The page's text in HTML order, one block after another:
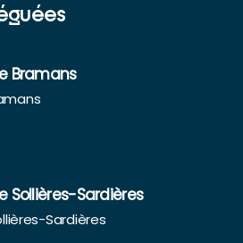
Bramans
Sollières-Sardières
Sardières